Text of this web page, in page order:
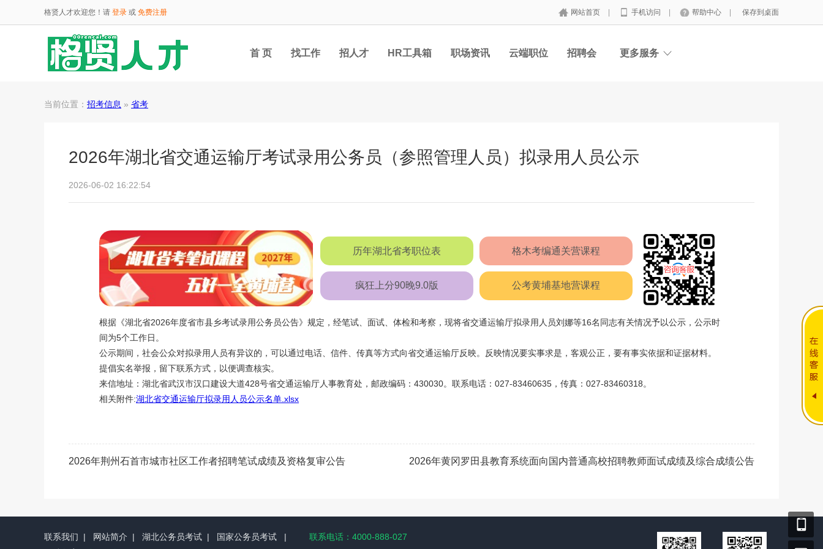
格贤人才欢迎您！请 登录 或 免费注册 网站首页 手机访问 帮助中心 保存到桌面
首 页 找工作 招人才 HR工具箱 职场资讯 云端职位 招聘会 更多服务
当前位置： 招考信息 » 省考
2026年湖北省交通运输厅考试录用公务员（参照管理人员）拟录用人员公示
2026-06-02 16:22:54
历年湖北省考职位表 格木考编通关营课程
疯狂上分90晚9.0版 公考黄埔基地营课程
根据《湖北省2026年度省市县乡考试录用公务员公告》规定，经笔试、面试、体检和考察，现将省交通运输厅拟录用人员刘娜等16名同志有关情况予以公示，公示时
间为5个工作日。
公示期间，社会公众对拟录用人员有异议的，可以通过电话、信件、传真等方式向省交通运输厅反映。反映情况要实事求是，客观公正，要有事实依据和证据材料。
提倡实名举报，留下联系方式，以便调查核实。
来信地址：湖北省武汉市汉口建设大道428号省交通运输厅人事教育处，邮政编码：430030。联系电话：027-83460635，传真：027-83460318。
相关附件:湖北省交通运输厅拟录用人员公示名单.xlsx
2026年荆州石首市城市社区工作者招聘笔试成绩及资格复审公告 2026年黄冈罗田县教育系统面向国内普通高校招聘教师面试成绩及综合成绩公告
联系我们 | 网站简介 | 湖北公务员考试 | 国家公务员考试 |
联系电话：4000-888-027